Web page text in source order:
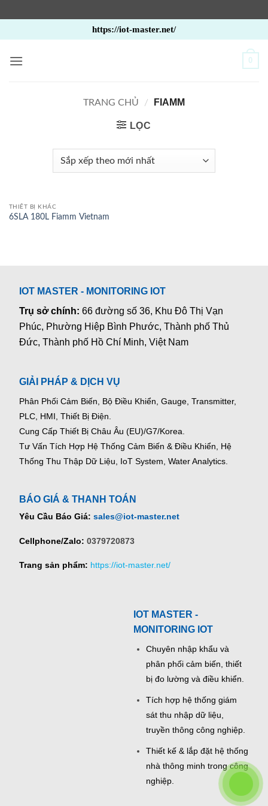
qua
nội
https://iot-master.net/
0
TRANG CHỦ / FIAMM
LỌC
THIẾT BỊ KHÁC
6SLA 180L Fiamm Vietnam
IOT MASTER - MONITORING IOT
Trụ sở chính:66 đường số 36, Khu Đô Thị Vạn
Phúc, Phường Hiệp Bình Phước, Thành phố Thủ
Đức, Thành phố Hồ Chí Minh, Việt Nam
GIẢI PHÁP & DỊCH VỤ
Phân Phối Cảm Biến, Bộ Điều Khiển, Gauge, Transmitter,
PLC, HMI, Thiết Bị Điện.
Cung Cấp Thiết Bị Châu Âu (EU)/G7/Korea.
Tư Vấn Tích Hợp Hệ Thống Cảm Biến & Điều Khiển, Hệ
Thống Thu Thập Dữ Liệu, IoT System, Water Analytics.
BÁO GIÁ & THANH TOÁN
Yêu Cầu Báo Giá: sales@iot-master.net
Cellphone/Zalo: 0379720873
Trang sản phẩm: https://iot-master.net/
IOT MASTER -
MONITORING IOT
Chuyên nhập khẩu và
phân phối cảm biến, thiết
bị đo lường và điều khiển.
Tích hợp hệ thống giám
sát thu nhập dữ liệu,
truyền thông công nghiệp.
Thiết kế & lắp đặt hệ thống
nhà thông minh trong công
nghiệp.